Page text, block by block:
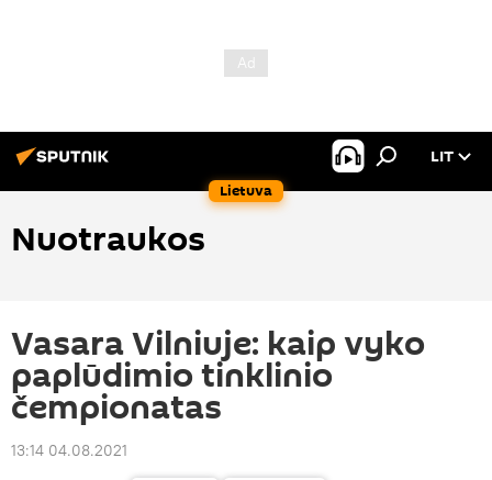
Lietuva
LIT
Nuotraukos
Vasara Vilniuje: kaip vyko
paplūdimio tinklinio
čempionatas
13:14 04.08.2021